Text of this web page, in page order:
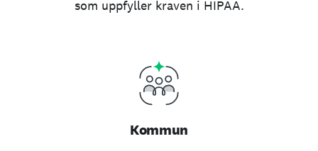
som uppfyller kraven i HIPAA.
Kommun